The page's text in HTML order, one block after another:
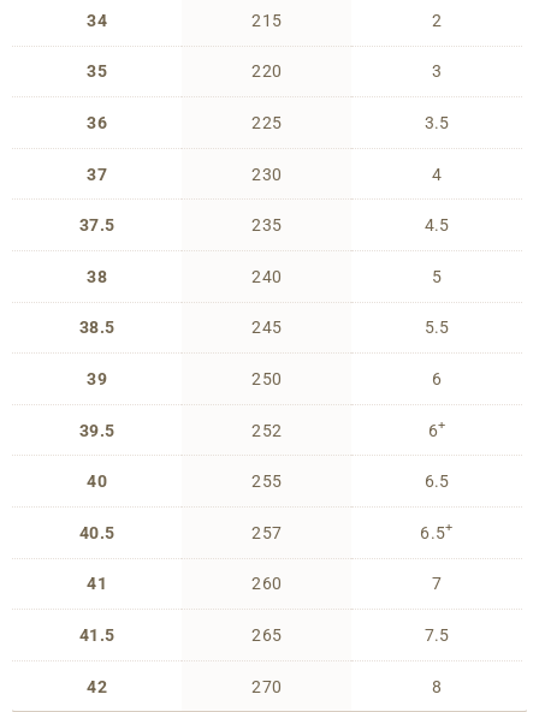
34
35
36
37
37.5
38
38.5
39
39.5
40
40.5
41
41.5
42
215
220
225
230
235
240
245
250
252
255
257
260
265
270
2
3
3.5
4
4.5
5
5.5
6
6+
6.5
6.5+
7
7.5
8